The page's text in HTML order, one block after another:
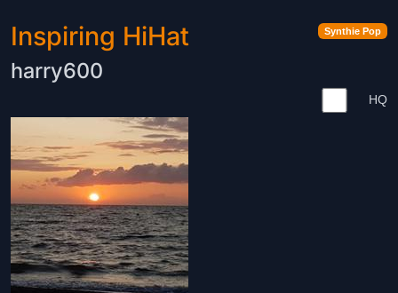
Synthie Pop
Inspiring HiHat
harry600
HQ